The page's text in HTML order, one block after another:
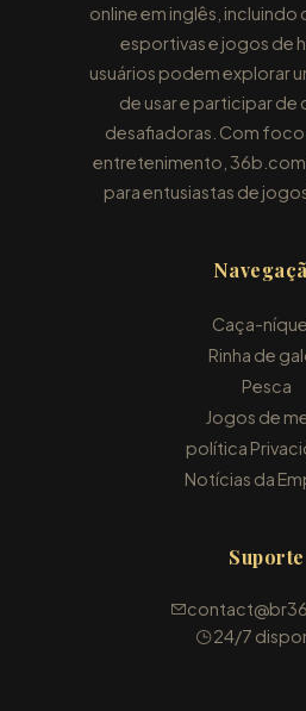
online em inglês, incluindo
esportivas e jogos de
usuários podem explorar
de usar e participar
desafiadoras. Com foco
entretenimento, 36b.com
para entusiastas de
Caça-
Rinha de
Pesca
Jogos de
política
Notícias da
Suporte
24/7